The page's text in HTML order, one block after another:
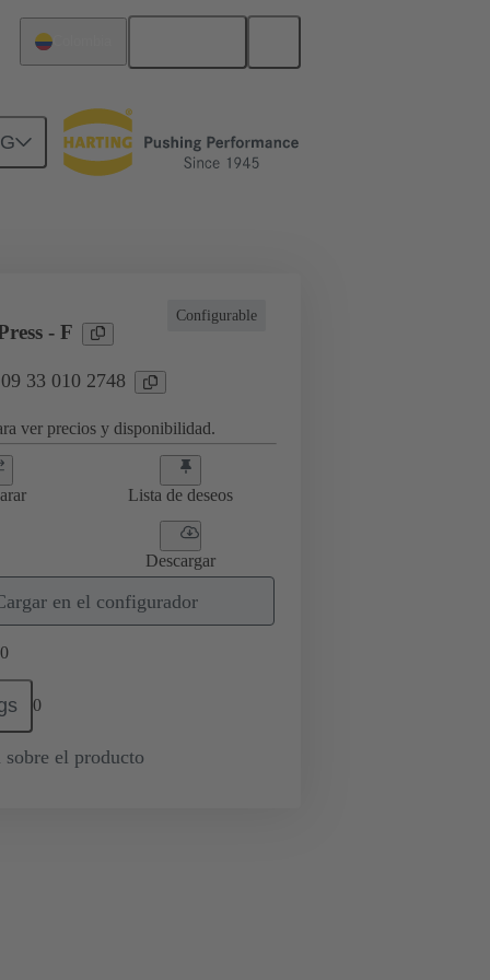
aplicaciones industriales
Configurable
- F
33 010 2748
ver precios y disponibilidad.
Lista de deseos
Descargar
en el configurador
0
0
sobre el producto